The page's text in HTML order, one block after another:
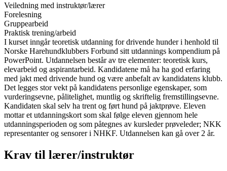
Veiledning med instruktør/lærer
Forelesning
Gruppearbeid
Praktisk trening/arbeid
I kurset inngår teoretisk utdanning for drivende hunder i henhold til
Norske Harehundklubbers Forbund sitt utdannings kompendium på
PowerPoint. Utdannelsen består av tre elementer: teoretisk kurs,
elevarbeid og aspirantarbeid. Kandidatene må ha ha god erfaring
med jakt med drivende hund og være anbefalt av kandidatens klubb.
Det legges stor vekt på kandidatens personlige egenskaper, som
vurderingsevne, pålitelighet, muntlig og skriftelig fremstillingsevne.
Kandidaten skal selv ha trent og ført hund på jaktprøve. Eleven
mottar et utdanningskort som skal følge eleven gjennom hele
utdanningsperioden og som påtegnes av kursleder prøveleder; NKK
representanter og sensorer i NHKF. Utdannelsen kan gå over 2 år.
Krav til lærer/instruktør